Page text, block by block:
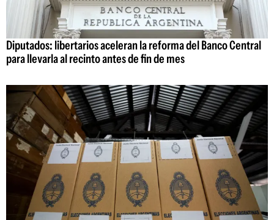
Diputados: libertarios aceleran la reforma del Banco Central
para llevarla al recinto antes de fin de mes